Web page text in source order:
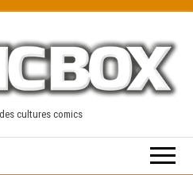
cultures comics